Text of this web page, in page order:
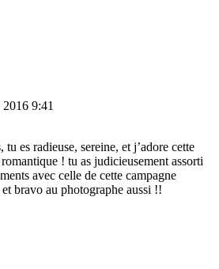
2016 9:41
es radieuse, sereine, et j’adore cette
! tu as judicieusement assorti
avec celle de cette campagne
bravo au photographe aussi !!